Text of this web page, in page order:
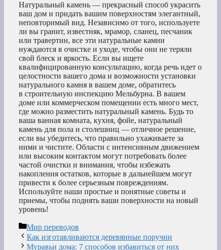
Натуральный камень — прекрасный способ украсить
ваш дом и придать вашим поверхностям элегантный,
неповторимый вид. Независимо от того, используете
ли вы гранит, известняк, мрамор, сланец, песчаник
или травертин, все эти натуральные камни
нуждаются в очистке и уходе, чтобы они не теряли
свой блеск и яркость. Если вы ищете
квалифицированную консультацию, когда речь идет о
целостности вашего дома и возможности установки
натурального камня в вашем доме, обратитесь
в строительную инспекцию Мельбурна. В вашем
доме или коммерческом помещении есть много мест,
где можно разместить натуральный камень. Будь то
ваша ванная комната, кухня, фойе, натуральный
камень для пола и столешниц — отличное решение,
если вы убедитесь, что правильно ухаживаете за
ними и чистите. Области с интенсивным движением
или высоким контактом могут потребовать более
частой очистки и внимания, чтобы избежать
накопления остатков, которые в дальнейшем могут
привести к более серьезным повреждениям.
Используйте наши простые и понятные советы и
приемы, чтобы поднять ваши поверхности на новый
уровень!
Рубрики
Мир переводов
Как изготавливаются деревянные поручни
Муравьи дома: 7 способов избавиться от них